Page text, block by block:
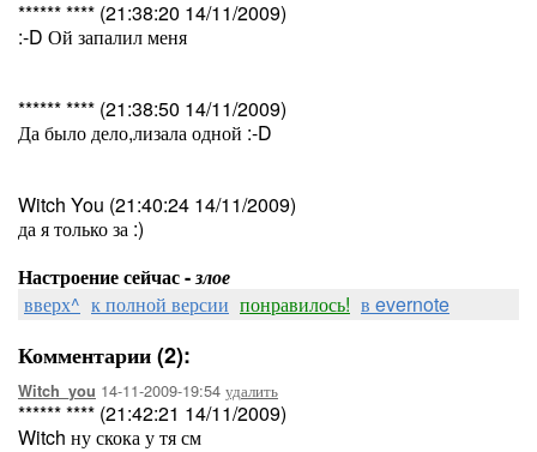
****** **** (21:38:20 14/11/2009)
:-D Ой запалил меня
****** **** (21:38:50 14/11/2009)
Да было дело,лизала одной :-D
Witch You (21:40:24 14/11/2009)
да я только за :)
Настроение сейчас -злое
вверх^ к полной версии понравилось! в evernote
Комментарии (2):
Witch_you 14-11-2009-19:54 удалить
****** **** (21:42:21 14/11/2009)
Witch ну скока у тя см